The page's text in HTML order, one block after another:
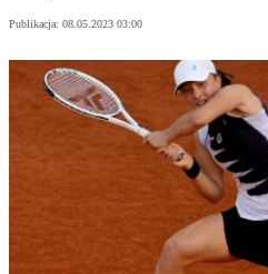
Publikacja: 08.05.2023 03:00